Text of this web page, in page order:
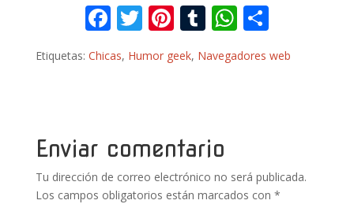
F
ac
e
o
k
T
itt
Pi
nt
er
T
m
W
h
at
p
o
m
r
Etiquetas: Chicas, Humor geek, Navegadores web
Enviar comentario
Tu dirección de correo electrónico no será publicada.
Los campos obligatorios están marcados con *